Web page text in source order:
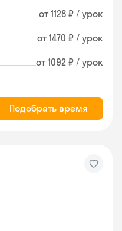
от 1128 ₽ / урок
от 1470 ₽ / урок
от 1092 ₽ / урок
Подобрать время